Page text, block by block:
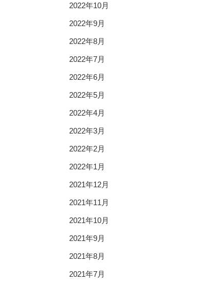
2022年10月
2022年9月
2022年8月
2022年7月
2022年6月
2022年5月
2022年4月
2022年3月
2022年2月
2022年1月
2021年12月
2021年11月
2021年10月
2021年9月
2021年8月
2021年7月